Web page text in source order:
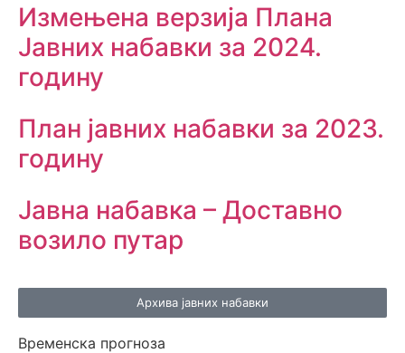
Измењенa верзијa Плана
Јавних набавки за 2024.
годину
План јавних набавки за 2023.
годину
Јавна набавка – Доставно
возило путар
Архива јавних набавки
Временска прогноза